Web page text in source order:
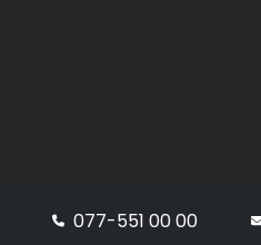
077-551 00 00